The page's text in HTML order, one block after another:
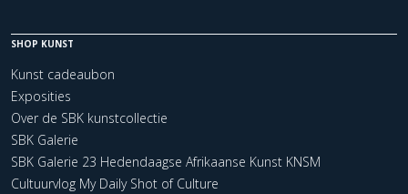
SHOP KUNST
Kunst cadeaubon
Exposities
Over de SBK kunstcollectie
SBK Galerie
SBK Galerie 23 Hedendaagse Afrikaanse Kunst KNSM
Cultuurvlog My Daily Shot of Culture